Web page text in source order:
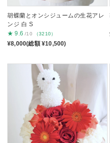
胡蝶蘭とオンシジュームの生花アレ
ンジ 白 S
★ 9.6 /10 （3210）
¥8,000(総額 ¥10,500)